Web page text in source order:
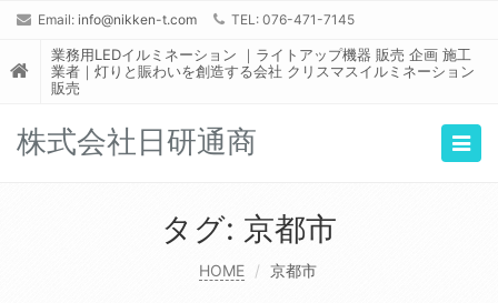
Email: info@nikken-t.com TEL: 076-471-7145
業務用LEDイルミネーション ｜ライトアップ機器 販売 企画 施工
業者｜灯りと賑わいを創造する会社 クリスマスイルミネーション
販売
株式会社日研通商
タグ: 京都市
HOME 京都市